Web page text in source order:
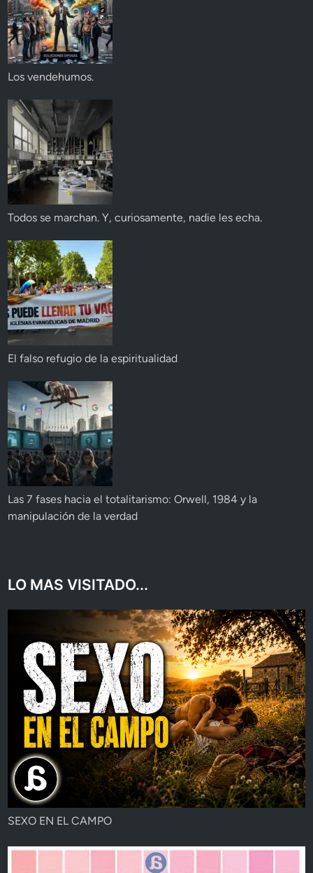
Los vendehumos.
Todos se marchan. Y, curiosamente, nadie les echa.
El falso refugio de la espiritualidad
Las 7 fases hacia el totalitarismo: Orwell, 1984 y la
manipulación de la verdad
LO MAS VISITADO...
SEXO EN EL CAMPO